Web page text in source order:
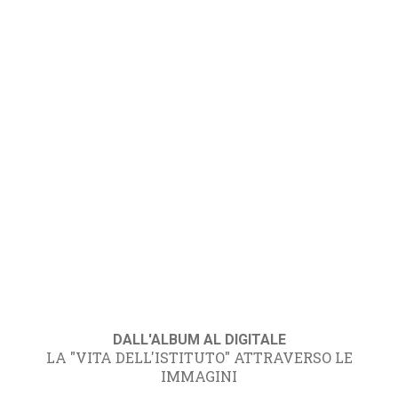
DALL'ALBUM AL DIGITALE
LA "VITA DELL'ISTITUTO" ATTRAVERSO LE
IMMAGINI